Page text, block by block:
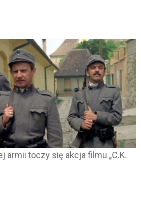
armii toczy się akcja filmu „C.K.